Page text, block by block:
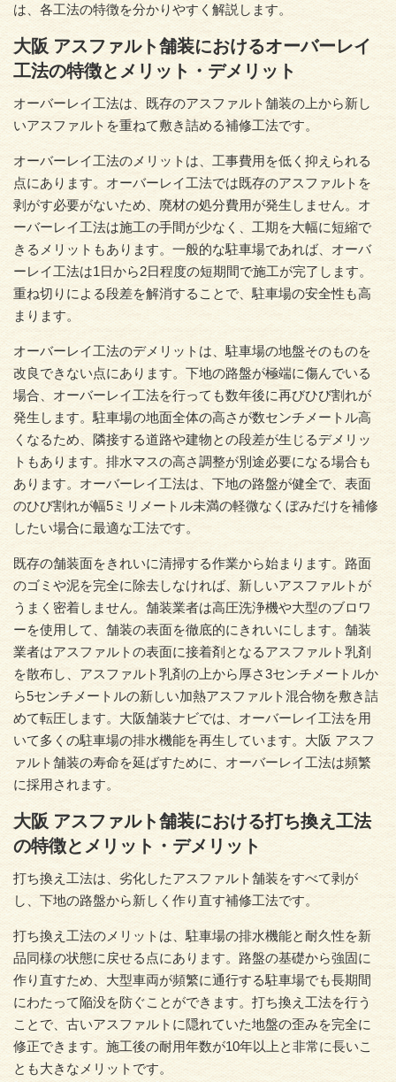
は、各工法の特徴を分かりやすく解説します。
大阪 アスファルト舗装におけるオーバーレイ
工法の特徴とメリット・デメリット
オーバーレイ工法は、既存のアスファルト舗装の上から新し
いアスファルトを重ねて敷き詰める補修工法です。
オーバーレイ工法のメリットは、工事費用を低く抑えられる
点にあります。オーバーレイ工法では既存のアスファルトを
剥がす必要がないため、廃材の処分費用が発生しません。オ
ーバーレイ工法は施工の手間が少なく、工期を大幅に短縮で
きるメリットもあります。一般的な駐車場であれば、オーバ
ーレイ工法は1日から2日程度の短期間で施工が完了します。
重ね切りによる段差を解消することで、駐車場の安全性も高
まります。
オーバーレイ工法のデメリットは、駐車場の地盤そのものを
改良できない点にあります。下地の路盤が極端に傷んでいる
場合、オーバーレイ工法を行っても数年後に再びひび割れが
発生します。駐車場の地面全体の高さが数センチメートル高
くなるため、隣接する道路や建物との段差が生じるデメリッ
トもあります。排水マスの高さ調整が別途必要になる場合も
あります。オーバーレイ工法は、下地の路盤が健全で、表面
のひび割れが幅5ミリメートル未満の軽微なくぼみだけを補修
したい場合に最適な工法です。
既存の舗装面をきれいに清掃する作業から始まります。路面
のゴミや泥を完全に除去しなければ、新しいアスファルトが
うまく密着しません。舗装業者は高圧洗浄機や大型のブロワ
ーを使用して、舗装の表面を徹底的にきれいにします。舗装
業者はアスファルトの表面に接着剤となるアスファルト乳剤
を散布し、アスファルト乳剤の上から厚さ3センチメートルか
ら5センチメートルの新しい加熱アスファルト混合物を敷き詰
めて転圧します。大阪舗装ナビでは、オーバーレイ工法を用
いて多くの駐車場の排水機能を再生しています。大阪 アスフ
ァルト舗装の寿命を延ばすために、オーバーレイ工法は頻繁
に採用されます。
大阪 アスファルト舗装における打ち換え工法
の特徴とメリット・デメリット
打ち換え工法は、劣化したアスファルト舗装をすべて剥が
し、下地の路盤から新しく作り直す補修工法です。
打ち換え工法のメリットは、駐車場の排水機能と耐久性を新
品同様の状態に戻せる点にあります。路盤の基礎から強固に
作り直すため、大型車両が頻繁に通行する駐車場でも長期間
にわたって陥没を防ぐことができます。打ち換え工法を行う
ことで、古いアスファルトに隠れていた地盤の歪みを完全に
修正できます。施工後の耐用年数が10年以上と非常に長いこ
とも大きなメリットです。